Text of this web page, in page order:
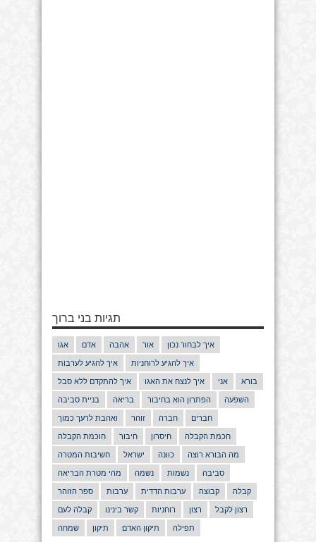
תגיות בני ברוך
אגו אדם אהבה אור איך לבחור נכון
איך להגיע לערבות איך להגיע לרוחניות
איך להתקדם ללא סבל איך לנצח את האגו אני בורא
בניית סביבה בריאה הפתרון הוא בחיבור השפעה
ואהבת לרעך כמוך זוהר חברה חברים
חוכמת הקבלה חיבור חיסרון חכמת הקבלה
חשיבות המטרה ישראל כוונה מה הבורא רוצה
מהי מטרת הבריאה נשמה נשמות סביבה
ספר הזוהר ערבות ערבות הדדית קבוצה קבלה
קבלה לעם קשר בינינו רוחניות רצון רצון לקבל
שמחה תיקון תיקון האדם תפילה